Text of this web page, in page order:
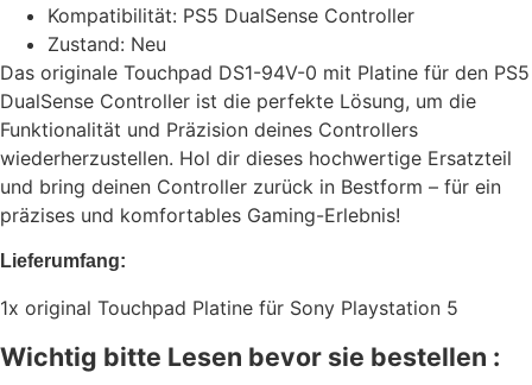
Kompatibilität: PS5 DualSense Controller
Zustand: Neu
Das originale Touchpad DS1-94V-0 mit Platine für den PS5
DualSense Controller ist die perfekte Lösung, um die
Funktionalität und Präzision deines Controllers
wiederherzustellen. Hol dir dieses hochwertige Ersatzteil
und bring deinen Controller zurück in Bestform – für ein
präzises und komfortables Gaming-Erlebnis!
Lieferumfang:
1x original Touchpad Platine für Sony Playstation 5
Wichtig bitte Lesen bevor sie bestellen :